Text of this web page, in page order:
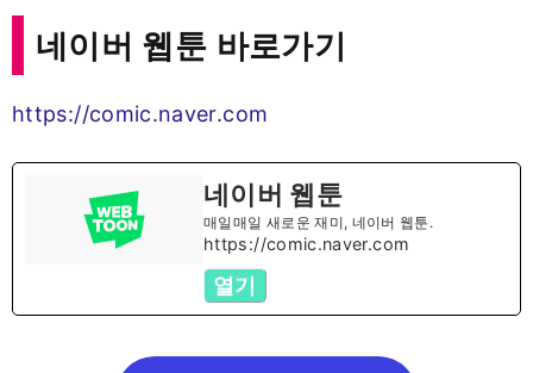
네이버 웹툰 바로가기
https://comic.naver.com
네이버 웹툰
매일매일 새로운 재미, 네이버 웹툰.
https://comic.naver.com
열기